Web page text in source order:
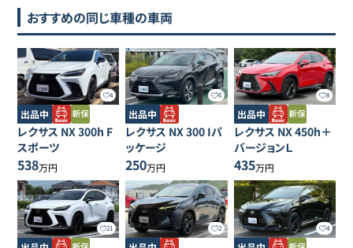
おすすめの同じ車種の車両
4
出品中
レクサス NX300h F
スポーツ
538万円
6
出品中
レクサス NX300 Iパ
ッケージ
250万円
8
出品中
レクサス NX450h＋
バージョンＬ
435万円
21 2 4